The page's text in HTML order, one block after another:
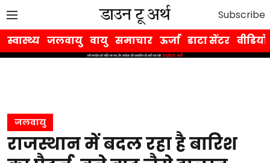
Subscribe
स्वास्थ्य जलवायु वायु समाचार ऊर्जा डाटा सेंटर वीडियो
जलवायु
राजस्थान में बदल रहा है बारिश